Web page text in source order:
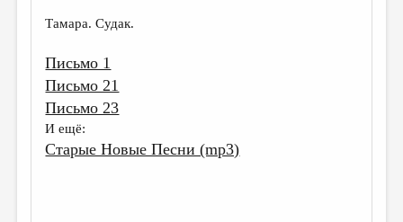
Тамара. Судак.
Письмо 1
Письмо 21
Письмо 23
И ещё:
Старые Новые Песни (mp3)